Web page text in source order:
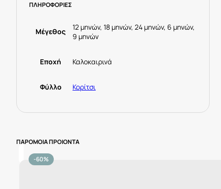
087
ποσότητα
ΠΛΗΡΟΦΟΡΙΕΣ
Μέγεθος
12 μηνών, 18 μηνών, 24 μηνών, 6 μηνών,
9 μηνών
Εποχή Καλοκαιρινά
Φύλλο Κορίτσι
ΠΑΡΟΜΟΙΑ ΠΡΟΙΟΝΤΑ
-60%